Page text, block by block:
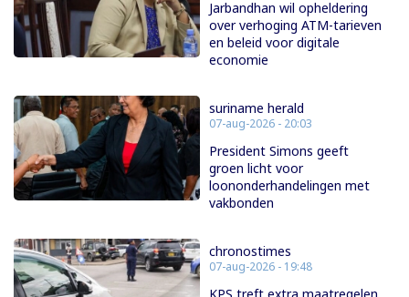
Jarbandhan wil opheldering
over verhoging ATM-tarieven
en beleid voor digitale
economie
suriname herald
07-aug-2026 - 20:03
President Simons geeft
groen licht voor
loononderhandelingen met
vakbonden
chronostimes
07-aug-2026 - 19:48